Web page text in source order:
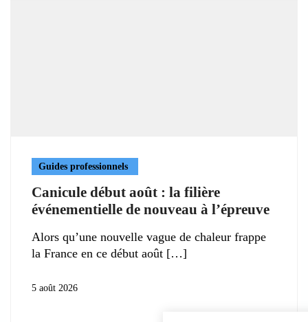
Guides professionnels
Canicule début août : la filière
événementielle de nouveau à l’épreuve
Alors qu’une nouvelle vague de chaleur frappe
la France en ce début août
5 août 2026